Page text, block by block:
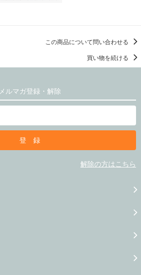
この商品について問い合わせる
買い物を続ける
メルマガ登録・解除
解除の方はこちら